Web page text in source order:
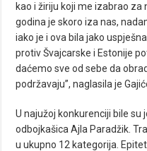
kao i žiriju koji me izabrao za
godina je skoro iza nas,
iako je i ova bila jako
protiv Švajcarske i Estonije
daćemo sve od sebe da
podržavaju”, naglasila je
U najužoj konkurenciji bile su
odbojkašica Ajla Paradžik.
u ukupno 12 kategorija.